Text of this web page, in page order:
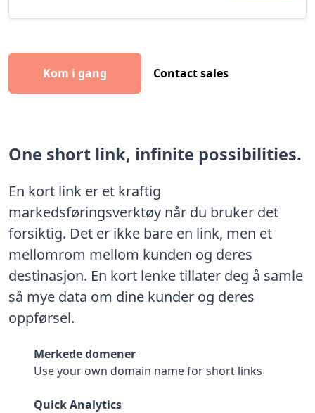
Kom i gang Contact sales
One short link, infinite possibilities.
En kort link er et kraftig
markedsføringsverktøy når du bruker det
forsiktig. Det er ikke bare en link, men et
mellomrom mellom kunden og deres
destinasjon. En kort lenke tillater deg å samle
så mye data om dine kunder og deres
oppførsel.
Merkede domener
Use your own domain name for short links
Quick Analytics